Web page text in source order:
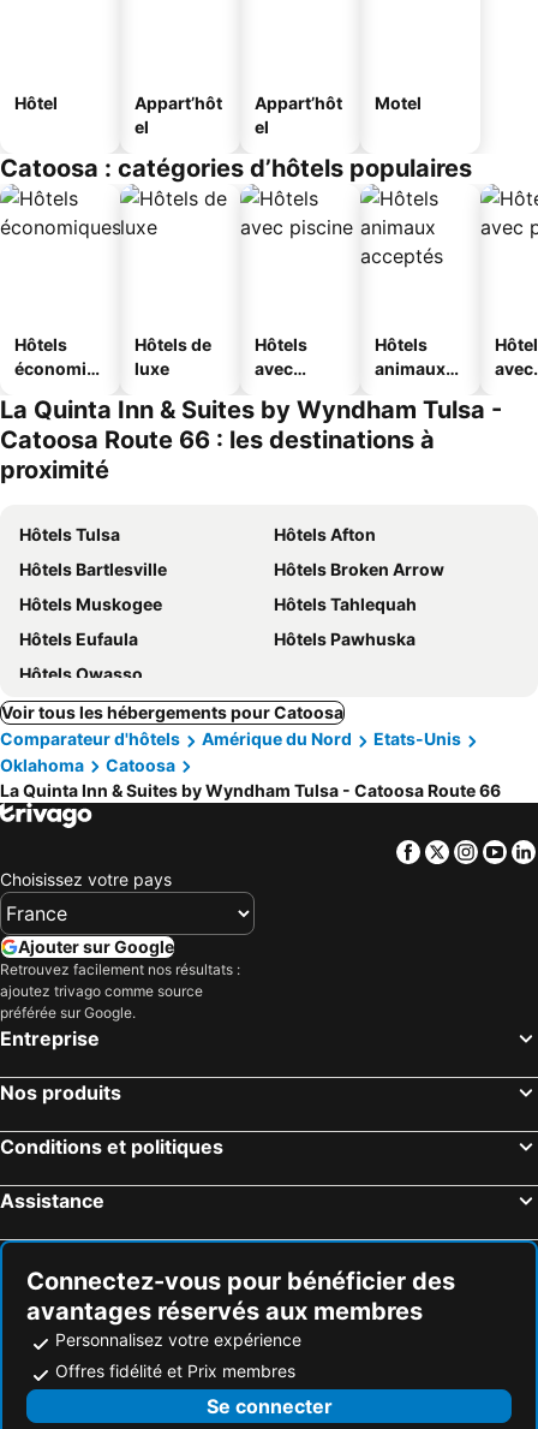
Hôtel
Appart’hôt
el
Appart’hôt
el
Motel
Catoosa : catégories d’hôtels populaires
Hôtels
économiq
Hôtels de
luxe
Hôtels
avec
Hôtels
animaux
avec
La Quinta Inn & Suites by Wyndham Tulsa -
Catoosa Route 66 : les destinations à
proximité
Hôtels Tulsa
Hôtels Afton
Hôtels Bartlesville
Hôtels Broken Arrow
Hôtels Muskogee
Hôtels Tahlequah
Hôtels Eufaula
Hôtels Pawhuska
Hôtels Owasso
Voir tous les hébergements pour Catoosa
Comparateur d'hôtels
Amérique du Nord
Etats-Unis
Oklahoma
Catoosa
La Quinta Inn & Suites by Wyndham Tulsa - Catoosa Route 66
Facebook
Twitter
Choisissez votre pays
Ajouter sur Google
Retrouvez facilement nos résultats :
ajoutez trivago comme source
préférée sur Google.
Entreprise
Nos produits
Conditions et politiques
Assistance
Connectez-vous pour bénéficier des
avantages réservés aux membres
Personnalisez votre expérience
Offres fidélité et Prix membres
Se connecter